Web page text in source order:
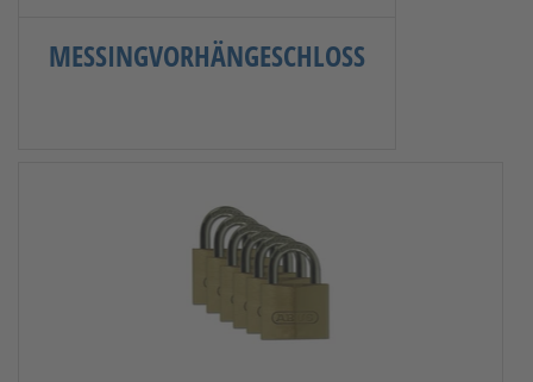
MESSINGVORHÄNGESCHLOSS